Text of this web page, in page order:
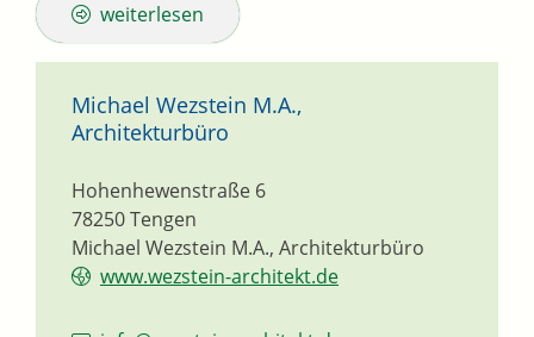
weiterlesen
Michael Wezstein M.A.,
Architekturbüro
Michael Wezstein M.A., Architekturbüro
Hohenhewenstraße 6
78250Tengen
www.wezstein-architekt.de